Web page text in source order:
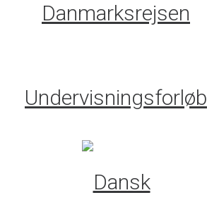
Danmarksrejsen
Undervisningsforløb